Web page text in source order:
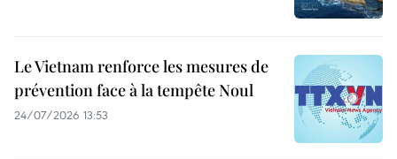
Le Vietnam renforce les mesures de
prévention face à la tempête Noul
24/07/2026 13:53